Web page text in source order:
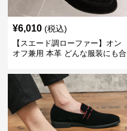
¥6,010 (税込)
【スエード調ローファー】オン
オフ兼用 本革 どんな服装にも合
供